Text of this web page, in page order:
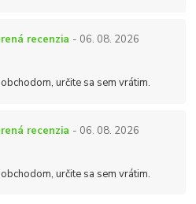
recenzia - 06. 08. 2026
určite sa sem vrátim.
recenzia - 06. 08. 2026
určite sa sem vrátim.